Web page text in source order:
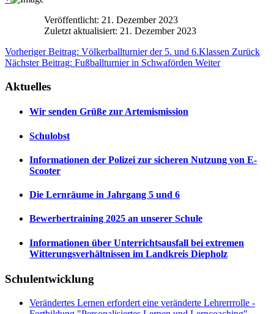
Veröffentlicht: 21. Dezember 2023
Zuletzt aktualisiert: 21. Dezember 2023
Vorheriger Beitrag: Völkerballturnier der 5. und 6.Klassen Zurück
Nächster Beitrag: Fußballturnier in Schwaförden Weiter
Aktuelles
Wir senden Grüße zur Artemismission
Schulobst
Informationen der Polizei zur sicheren Nutzung von E-
Scooter
Die Lernräume in Jahrgang 5 und 6
Bewerbertraining 2025 an unserer Schule
Informationen über Unterrichtsausfall bei extremen
Witterungsverhältnissen im Landkreis Diepholz
Schulentwicklung
Verändertes Lernen erfordert eine veränderte Lehrerrrolle -